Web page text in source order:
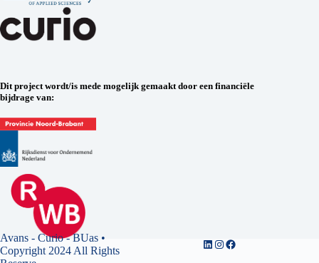
Dit project wordt/is mede mogelijk gemaakt door een financiële
bijdrage van:
Avans - Curio - BUas •
Copyright 2024 All Rights